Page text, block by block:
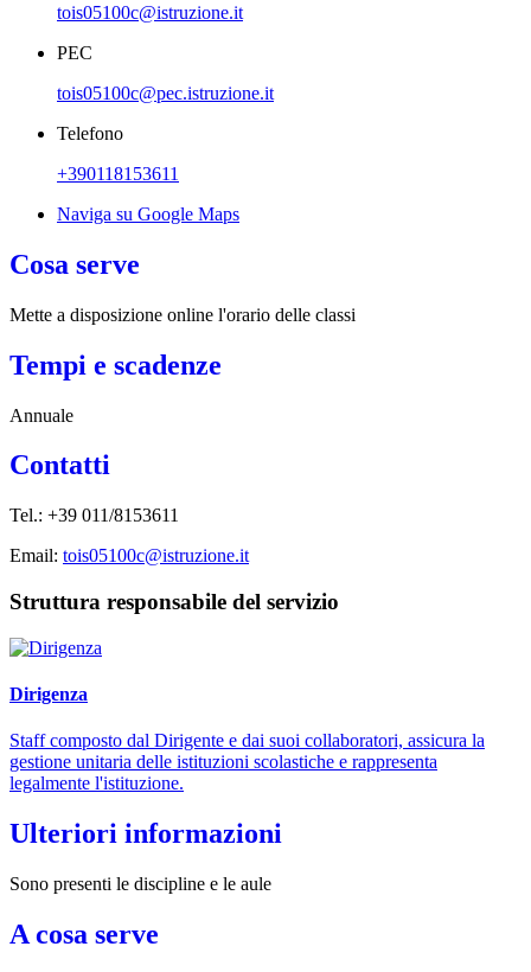
tois05100c@istruzione.it
PEC
tois05100c@pec.istruzione.it
Telefono
+390118153611
Naviga su Google Maps
Cosa serve
Mette a disposizione online l'orario delle classi
Tempi e scadenze
Annuale
Contatti
Tel.: +39 011/8153611
Email: tois05100c@istruzione.it
Struttura responsabile del servizio
Dirigenza
Staff composto dal Dirigente e dai suoi collaboratori, assicura la
gestione unitaria delle istituzioni scolastiche e rappresenta
legalmente l'istituzione.
Ulteriori informazioni
Sono presenti le discipline e le aule
A cosa serve